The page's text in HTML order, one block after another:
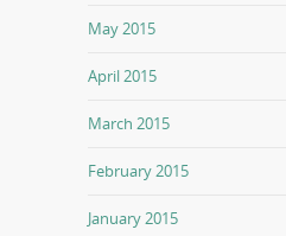
May 2015
April 2015
March 2015
February 2015
January 2015